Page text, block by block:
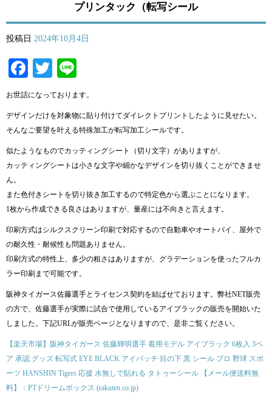
プリンタック（転写シール
投稿日 2024年10月4日
Facebook
Twitter
お世話になっております。
デザインだけを対象物に貼り付けてダイレクトプリントしたように見せたい。
そんなご要望を叶える特殊加工が転写加工シールです。
似たようなものでカッティングシート（切り文字）がありますが、
カッティングシートは小さな文字や細かなデザインを切り抜くことができませ
ん。
また色付きシートを切り抜き加工するので特定色から選ぶことになります。
1枚から作成できる良さはありますが、量産には不向きと言えます。
印刷方式はシルクスクリーン印刷で対応するので自動車やオートバイ、屋外で
の耐久性・耐候性も問題ありません。
印刷方式の特性上、多少の粗さはありますが、グラデーションを使ったフルカ
ラー印刷まで可能です。
阪神タイガース佐藤選手とライセンス契約を結ばせております。弊社NET販売
の方で、佐藤選手が実際に試合で使用しているアイブラックの販売を開始いた
しました。下記URLが販売ページとなりますので、是非ご覧ください。
【楽天市場】阪神タイガース 佐藤輝明選手 着用モデル アイブラック 6枚入 3ペ
ア 承認 グッズ 転写式 EYE BLACK アイパッチ 目の下 黒 シール プロ 野球 スポ
ーツ HANSHIN Tigers 応援 水無しで貼れる タトゥーシール 【メール便送料無
料】：PTドリームボックス (rakuten.co.jp)